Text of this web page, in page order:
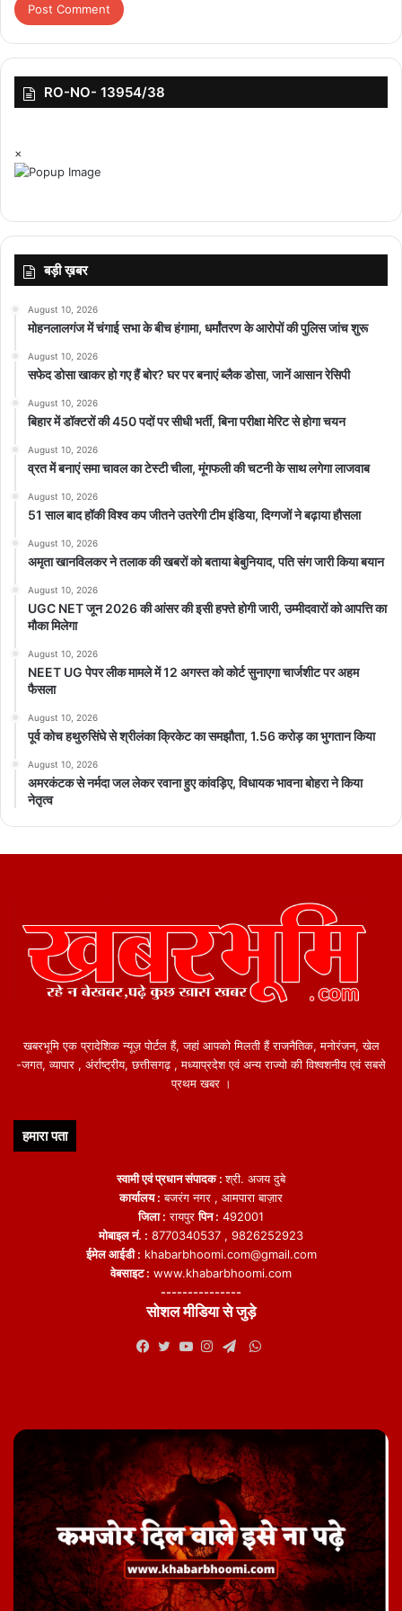
featured
RO-NO- 13954/38
×
बड़ी ख़बर
August 10, 2026
मोहनलालगंज में चंगाई सभा के बीच हंगामा, धर्मांतरण के आरोपों की पुलिस जांच शुरू
August 10, 2026
सफेद डोसा खाकर हो गए हैं बोर? घर पर बनाएं ब्लैक डोसा, जानें आसान रेसिपी
August 10, 2026
बिहार में डॉक्टरों की 450 पदों पर सीधी भर्ती, बिना परीक्षा मेरिट से होगा चयन
August 10, 2026
व्रत में बनाएं समा चावल का टेस्टी चीला, मूंगफली की चटनी के साथ लगेगा लाजवाब
August 10, 2026
51 साल बाद हॉकी विश्व कप जीतने उतरेगी टीम इंडिया, दिग्गजों ने बढ़ाया हौसला
August 10, 2026
अमृता खानविलकर ने तलाक की खबरों को बताया बेबुनियाद, पति संग जारी किया बयान
August 10, 2026
UGC NET जून 2026 की आंसर की इसी हफ्ते होगी जारी, उम्मीदवारों को आपत्ति का
मौका मिलेगा
August 10, 2026
NEET UG पेपर लीक मामले में 12 अगस्त को कोर्ट सुनाएगा चार्जशीट पर अहम
फैसला
August 10, 2026
पूर्व कोच हथुरुसिंघे से श्रीलंका क्रिकेट का समझौता, 1.56 करोड़ का भुगतान किया
August 10, 2026
अमरकंटक से नर्मदा जल लेकर रवाना हुए कांवड़िए, विधायक भावना बोहरा ने किया
नेतृत्व
खबरभूमि एक प्रादेशिक न्यूज़ पोर्टल हैं, जहां आपको मिलती हैं राजनैतिक, मनोरंजन, खेल
-जगत, व्यापार , अंर्राष्ट्रीय, छत्तीसगढ़ , मध्याप्रदेश एवं अन्य राज्यो की विश्वशनीय एवं सबसे
प्रथम खबर ।
हमारा पता
स्वामी एवं प्रधान संपादक :श्री. अजय दुबे
कार्यालय : बजरंग नगर , आमपारा बाज़ार
जिला : रायपुरपिन : 492001
मोबाइल नं. : 8770340537 , 9826252923
ईमेल आईडी : khabarbhoomi.com@gmail.com
वेबसाइट : www.khabarbhoomi.com
---------------
सोशल मीडिया से जुड़े
WhatsApp